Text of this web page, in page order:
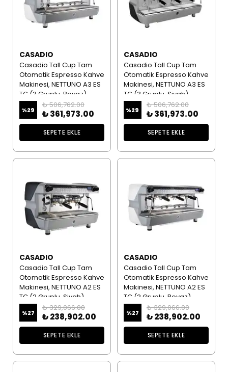
CASADIO
Casadio Tall Cup Tam
Otomatik Espresso Kahve
Makinesi, NETTUNO A3 ES
TC (3 Gruplu, Beyaz)
%29
₺ 506,762.00
₺ 361,973.00
SEPETE EKLE
CASADIO
Casadio Tall Cup Tam
Otomatik Espresso Kahve
Makinesi, NETTUNO A3 ES
TC (3 Gruplu, Siyah)
%29
₺ 506,762.00
₺ 361,973.00
SEPETE EKLE
CASADIO
Casadio Tall Cup Tam
Otomatik Espresso Kahve
Makinesi, NETTUNO A2 ES
TC (2 Gruplu, Siyah)
%27
₺ 329,066.00
₺ 238,902.00
SEPETE EKLE
CASADIO
Casadio Tall Cup Tam
Otomatik Espresso Kahve
Makinesi, NETTUNO A2 ES
TC (2 Gruplu, Beyaz)
%27
₺ 329,066.00
₺ 238,902.00
SEPETE EKLE